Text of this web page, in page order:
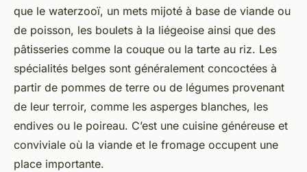
que le waterzooï, un mets mijoté à base de viande ou
de poisson, les boulets à la liégeoise ainsi que des
pâtisseries comme la couque ou la tarte au riz. Les
spécialités belges sont généralement concoctées à
partir de pommes de terre ou de légumes provenant
de leur terroir, comme les asperges blanches, les
endives ou le poireau. C’est une cuisine généreuse et
conviviale où la viande et le fromage occupent une
place importante.